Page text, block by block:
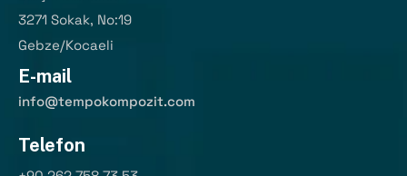
3271 Sokak, No:19
Gebze/Kocaeli
E-mail
info@tempokompozit.com
Telefon